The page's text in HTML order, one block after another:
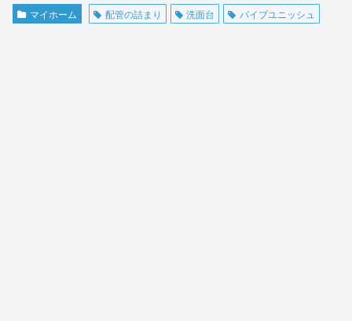
マイホーム 配管の詰まり 洗面台 パイプユニッシュ